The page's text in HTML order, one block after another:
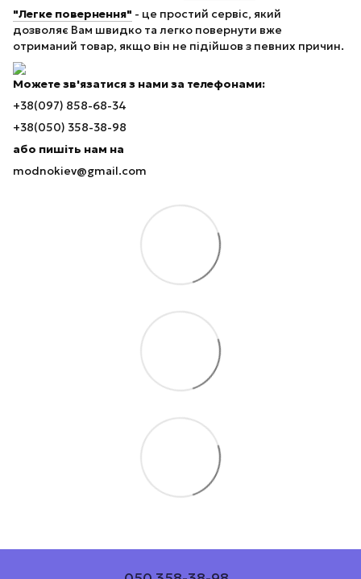
"Легке повернення" - це простий сервіс, який
дозволяє Вам швидко та легко повернути вже
отриманий товар, якщо він не підійшов з певних причин.
Можете зв'язатися з нами за телефонами:
+38(097) 858-68-34
+38(050) 358-38-98
або пишіть нам на
modnokiev@gmail.com